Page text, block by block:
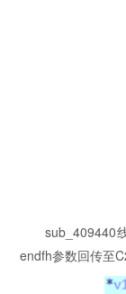
sub_409440
endfh参数回传至